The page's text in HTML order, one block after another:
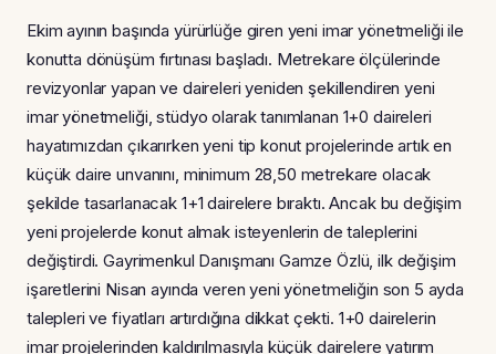
Ekim ayının başında yürürlüğe giren yeni imar yönetmeliği ile
konutta dönüşüm fırtınası başladı. Metrekare ölçülerinde
revizyonlar yapan ve daireleri yeniden şekillendiren yeni
imar yönetmeliği, stüdyo olarak tanımlanan 1+0 daireleri
hayatımızdan çıkarırken yeni tip konut projelerinde artık en
küçük daire unvanını, minimum 28,50 metrekare olacak
şekilde tasarlanacak 1+1 dairelere bıraktı. Ancak bu değişim
yeni projelerde konut almak isteyenlerin de taleplerini
değiştirdi. Gayrimenkul Danışmanı Gamze Özlü, ilk değişim
işaretlerini Nisan ayında veren yeni yönetmeliğin son 5 ayda
talepleri ve fiyatları artırdığına dikkat çekti. 1+0 dairelerin
imar projelerinden kaldırılmasıyla küçük dairelere yatırım